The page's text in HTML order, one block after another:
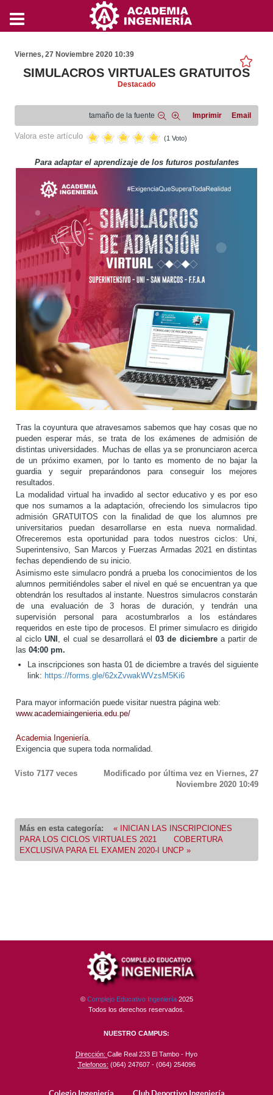
Viernes, 27 Noviembre 2020 10:39
SIMULACROS VIRTUALES GRATUITOS
Destacado
tamaño de la fuente Imprimir Email
Valora este artículo (1 Voto)
Para adaptar el aprendizaje de los futuros postulantes
Tras la coyuntura que atravesamos sabemos que hay cosas que no
pueden esperar más, se trata de los exámenes de admisión de
distintas universidades. Muchas de ellas ya se pronunciaron acerca
de un próximo examen, por lo tanto es momento de no bajar la
guardia y seguir preparándonos para conseguir los mejores
resultados.
La modalidad virtual ha invadido al sector educativo y es por eso
que nos sumamos a la adaptación, ofreciendo los simulacros tipo
admisión GRATUITOS con la finalidad de que los alumnos pre
universitarios puedan desarrollarse en esta nueva normalidad.
Ofreceremos esta oportunidad para todos nuestros ciclos: Uni,
Superintensivo, San Marcos y Fuerzas Armadas 2021 en distintas
fechas dependiendo de su inicio.
Asimismo este simulacro pondrá a prueba los conocimientos de los
alumnos permitiéndoles saber el nivel en qué se encuentran ya que
obtendrán los resultados al instante. Nuestros simulacros constarán
de una evaluación de 3 horas de duración, y tendrán una
supervisión personal para acostumbrarlos a los estándares
requeridos en este tipo de procesos. El primer simulacro es dirigido
al cicloUNI , el cual se desarrollará el03 de diciembrea partir de
las 04:00 pm.
La inscripciones son hasta 01 de diciembre a través del siguiente
link: https://forms.gle/62xZvwakWVzsM5Ki6
Para mayor información puede visitar nuestra página web:
www.academiaingenieria.edu.pe/
Academia Ingeniería.
Exigencia que supera toda normalidad.
Visto 7177 veces
Modificado por última vez en Viernes, 27
Noviembre 2020 10:49
Más en esta categoría:
« INICIAN LAS INSCRIPCIONES
PARA LOS CICLOS VIRTUALES 2021
COBERTURA
EXCLUSIVA PARA EL EXAMEN 2020-I UNCP »
© Complejo Educativo Ingeniería 2025
Todos los derechos reservados.
NUESTRO CAMPUS:
Dirección: Calle Real 233 El Tambo - Hyo
Telefonos: (064) 247607 - (064) 254096